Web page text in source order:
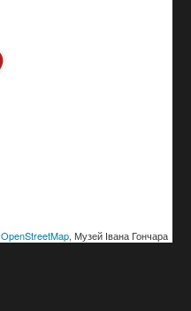
OpenStreetMap, Музей Івана Гончара